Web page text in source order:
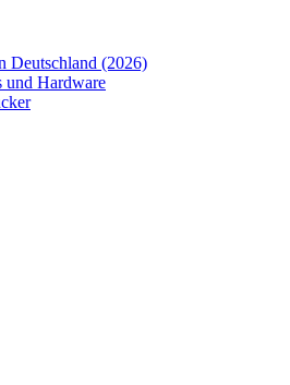
Deutschland (2026)
und Hardware